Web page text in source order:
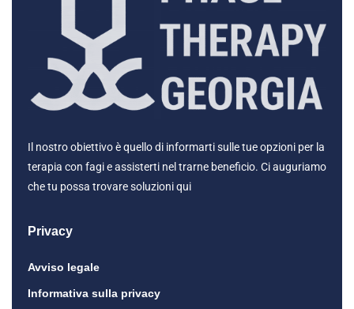
Il nostro obiettivo è quello di informarti sulle tue opzioni per la
terapia con fagi e assisterti nel trarne beneficio. Ci auguriamo
che tu possa trovare soluzioni qui
Privacy
Avviso legale
Informativa sulla privacy